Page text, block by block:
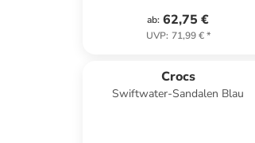
ab: 62,75 €
UVP: 71,99 €*
Crocs
Swiftwater-Sandalen Blau